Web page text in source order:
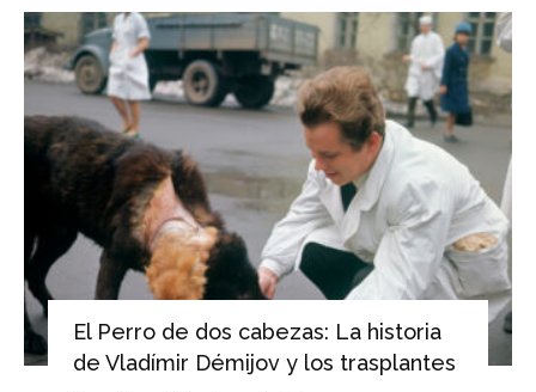
El Perro de dos cabezas: La historia
de Vladímir Démijov y los trasplantes